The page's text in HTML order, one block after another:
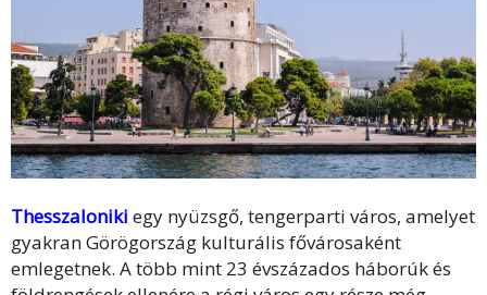
Thesszaloniki egy nyüzsgő, tengerparti város, amelyet
gyakran Görögország kulturális fővárosaként
emlegetnek. A több mint 23 évszázados háborúk és